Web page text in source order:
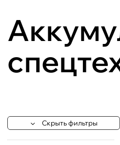
Скрыть фильтры